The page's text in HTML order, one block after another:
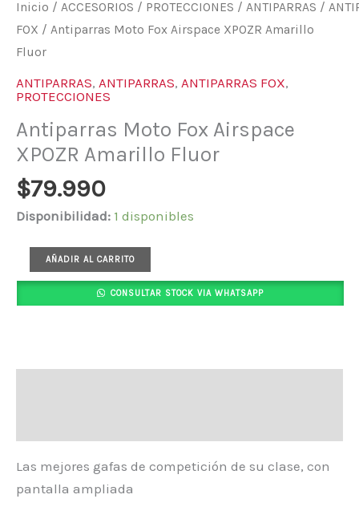
Inicio / ACCESORIOS / PROTECCIONES / ANTIPARRAS /
FOX / Antiparras Moto Fox Airspace XPOZR Amarillo
Fluor
ANTIPARRAS, ANTIPARRAS, ANTIPARRAS FOX,
PROTECCIONES
Antiparras Moto Fox Airspace
XPOZR Amarillo Fluor
$79.990
Disponibilidad: 1 disponibles
AÑADIR AL CARRITO
CONSULTAR STOCK VIA WHATSAPP
Las mejores gafas de competición de su clase, con
pantalla ampliada